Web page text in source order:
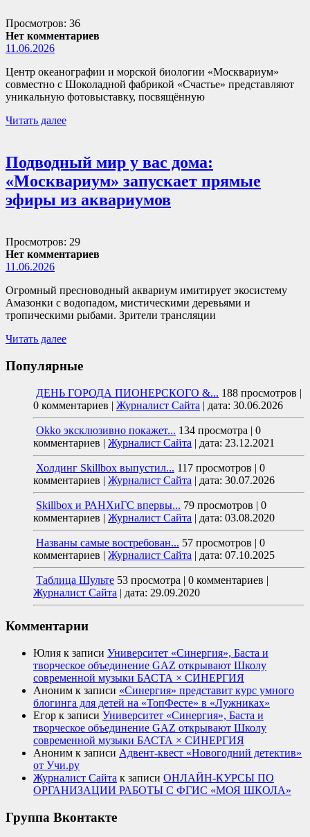
Просмотров: 36
Нет комментариев
11.06.2026
Центр океанографии и морской биологии «Москвариум»
совместно с Шоколадной фабрикой «Счастье» представляют
уникальную фотовыставку, посвящённую
Читать далее
Подводный мир у вас дома:
«Москвариум» запускает прямые
эфиры из аквариумов
Просмотров: 29
Нет комментариев
11.06.2026
Огромный пресноводный аквариум имитирует экосистему
Амазонки с водопадом, мистическими деревьями и
тропическими рыбами. Зрители трансляции
Читать далее
Популярные
ДЕНЬ ГОРОДА ПИОНЕРСКОГО &... 188 просмотров |
0 комментариев | Журналист Сайта | дата: 30.06.2026
Okko эксклюзивно покажет... 134 просмотра | 0
комментариев | Журналист Сайта | дата: 23.12.2021
Холдинг Skillbox выпустил... 117 просмотров | 0
комментариев | Журналист Сайта | дата: 30.07.2026
Skillbox и РАНХиГС впервы... 79 просмотров | 0
комментариев | Журналист Сайта | дата: 03.08.2020
Названы самые востребован... 57 просмотров | 0
комментариев | Журналист Сайта | дата: 07.10.2025
Таблица Шульте 53 просмотра | 0 комментариев |
Журналист Сайта | дата: 29.09.2020
Комментарии
Юлия к записи Университет «Синергия», Баста и
творческое объединение GAZ открывают Школу
современной музыки БАСТА × СИНЕРГИЯ
Аноним к записи «Синергия» представит курс умного
блогинга для детей на «ТопФесте» в «Лужниках»
Егор к записи Университет «Синергия», Баста и
творческое объединение GAZ открывают Школу
современной музыки БАСТА × СИНЕРГИЯ
Аноним к записи Адвент-квест «Новогодний детектив»
от Учи.ру
Журналист Сайта к записи ОНЛАЙН-КУРСЫ ПО
ОРГАНИЗАЦИИ РАБОТЫ С ФГИС «МОЯ ШКОЛА»
Группа Вконтакте